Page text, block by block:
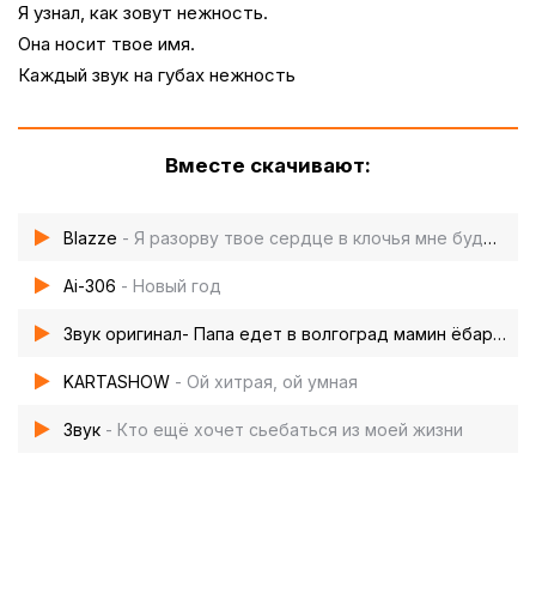
Я узнал, как зовут нежность.
Она носит твое имя.
Каждый звук на губах нежность
Вместе скачивают:
Blazze - Я разорву твое сердце в клочья мне будет пох
Ai-306 - Новый год
Звук оригинал- Папа едет в волгоград мамин ёбарь будет рад
KARTASHOW - Ой хитрая, ой умная
Звук - Кто ещё хочет сьебаться из моей жизни